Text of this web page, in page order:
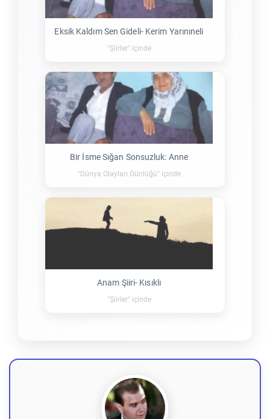
Eksik Kaldım Sen Gideli- Kerim Yarınıneli
"Şiirler" içinde
Bir İsme Sığan Sonsuzluk: Anne
"Dünya Olayları Günlüğü" içinde
Anam Şiiri- Kısıklı
"Şiirler" içinde